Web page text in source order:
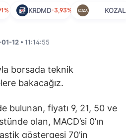
KRDMD-3,93% KOZAL
12 • 11:14:55
borsada teknik
bakacağız.
bulunan, fiyatı 9, 21, 50 ve
olan, MACD’si 0’ın
göstergesi 70’in